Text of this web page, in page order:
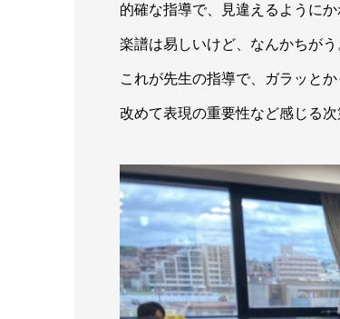
的確な指導で、見違えるようにか
楽譜は易しいけど、なんかちがう
これが先生の指導で、ガラッと
改めて表現の重要性など感じる次